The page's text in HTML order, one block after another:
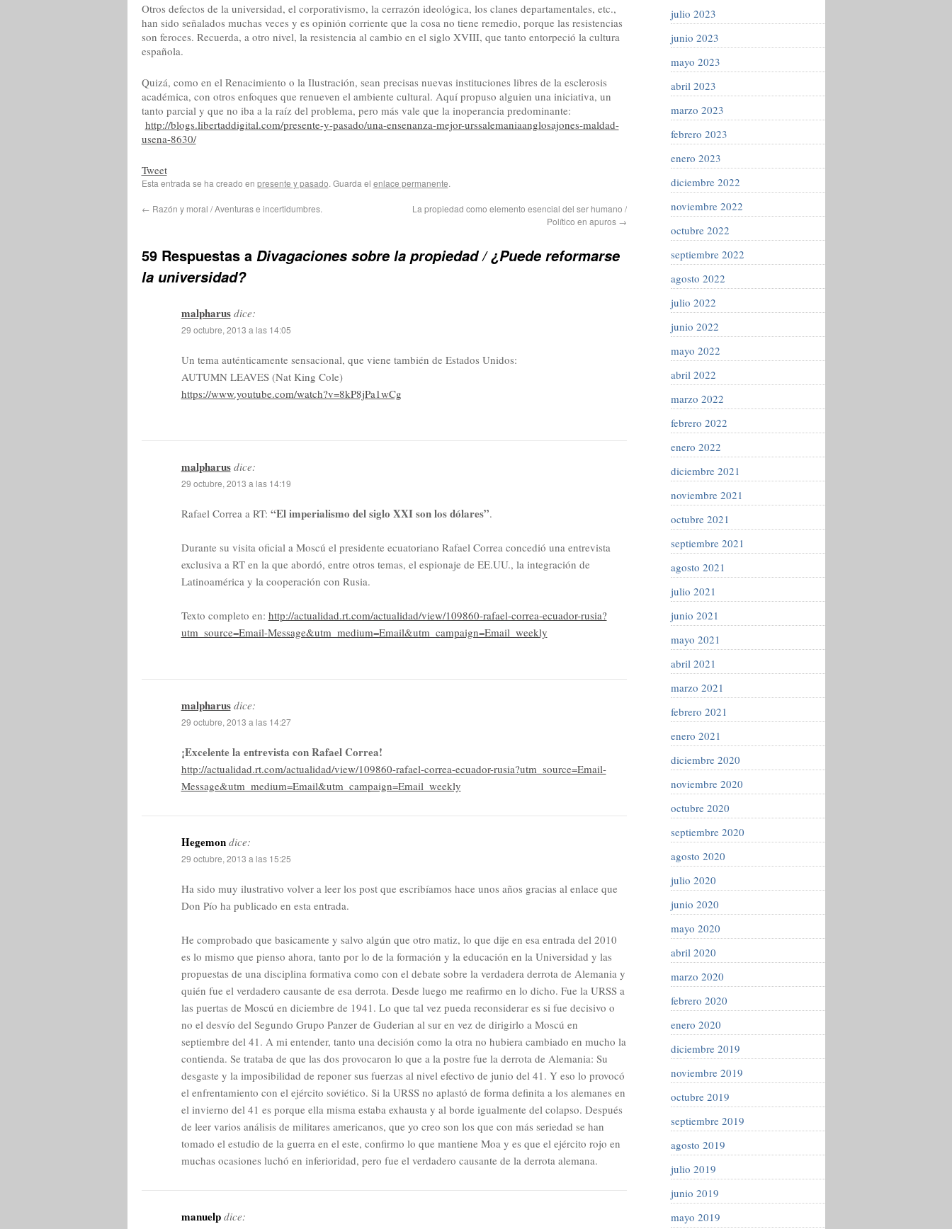
Otros defectos de la universidad, el corporativismo, la cerrazón ideológica, los clanes departamentales, etc.,
han sido señalados muchas veces y es opinión corriente que la cosa no tiene remedio, porque las resistencias
son feroces. Recuerda, a otro nivel, la resistencia al cambio en el siglo XVIII, que tanto entorpeció la cultura
española.
Quizá, como en el Renacimiento o la Ilustración, sean precisas nuevas instituciones libres de la esclerosis
académica, con otros enfoques que renueven el ambiente cultural. Aquí propuso alguien una iniciativa, un
tanto parcial y que no iba a la raíz del problema, pero más vale que la inoperancia predominante:
http://blogs.libertaddigital.com/presente-y-pasado/una-ensenanza-mejor-urssalemaniaanglosajones-maldad-
usena-8630/
Tweet
Esta entrada se ha creado en presente y pasado. Guarda el enlace permanente.
← Razón y moral / Aventuras e incertidumbres.
La propiedad como elemento esencial del ser humano /
Político en apuros →
59 Respuestas a Divagaciones sobre la propiedad / ¿Puede reformarse
la universidad?
malpharus dice:
29 octubre, 2013 a las 14:05
Un tema auténticamente sensacional, que viene también de Estados Unidos:
AUTUMN LEAVES (Nat King Cole)
https://www.youtube.com/watch?v=8kP8jPa1wCg
malpharus dice:
29 octubre, 2013 a las 14:19
Rafael Correa a RT: “El imperialismo del siglo XXI son los dólares”.
Durante su visita oficial a Moscú el presidente ecuatoriano Rafael Correa concedió una entrevista
exclusiva a RT en la que abordó, entre otros temas, el espionaje de EE.UU., la integración de
Latinoamérica y la cooperación con Rusia.
Texto completo en: http://actualidad.rt.com/actualidad/view/109860-rafael-correa-ecuador-rusia?
utm_source=Email-Message&utm_medium=Email&utm_campaign=Email_weekly
malpharus dice:
29 octubre, 2013 a las 14:27
¡Excelente la entrevista con Rafael Correa!
http://actualidad.rt.com/actualidad/view/109860-rafael-correa-ecuador-rusia?utm_source=Email-
Message&utm_medium=Email&utm_campaign=Email_weekly
Hegemon dice:
29 octubre, 2013 a las 15:25
Ha sido muy ilustrativo volver a leer los post que escribíamos hace unos años gracias al enlace que
Don Pío ha publicado en esta entrada.
He comprobado que basicamente y salvo algún que otro matiz, lo que dije en esa entrada del 2010
es lo mismo que pienso ahora, tanto por lo de la formación y la educación en la Universidad y las
propuestas de una disciplina formativa como con el debate sobre la verdadera derrota de Alemania y
quién fue el verdadero causante de esa derrota. Desde luego me reafirmo en lo dicho. Fue la URSS a
las puertas de Moscú en diciembre de 1941. Lo que tal vez pueda reconsiderar es si fue decisivo o
no el desvío del Segundo Grupo Panzer de Guderian al sur en vez de dirigirlo a Moscú en
septiembre del 41. A mi entender, tanto una decisión como la otra no hubiera cambiado en mucho la
contienda. Se trataba de que las dos provocaron lo que a la postre fue la derrota de Alemania: Su
desgaste y la imposibilidad de reponer sus fuerzas al nivel efectivo de junio del 41. Y eso lo provocó
el enfrentamiento con el ejército soviético. Si la URSS no aplastó de forma definita a los alemanes en
el invierno del 41 es porque ella misma estaba exhausta y al borde igualmente del colapso. Después
de leer varios análisis de militares americanos, que yo creo son los que con más seriedad se han
tomado el estudio de la guerra en el este, confirmo lo que mantiene Moa y es que el ejército rojo en
muchas ocasiones luchó en inferioridad, pero fue el verdadero causante de la derrota alemana.
manuelp dice:
julio 2023
junio 2023
mayo 2023
abril 2023
marzo 2023
febrero 2023
enero 2023
diciembre 2022
noviembre 2022
octubre 2022
septiembre 2022
agosto 2022
julio 2022
junio 2022
mayo 2022
abril 2022
marzo 2022
febrero 2022
enero 2022
diciembre 2021
noviembre 2021
octubre 2021
septiembre 2021
agosto 2021
julio 2021
junio 2021
mayo 2021
abril 2021
marzo 2021
febrero 2021
enero 2021
diciembre 2020
noviembre 2020
octubre 2020
septiembre 2020
agosto 2020
julio 2020
junio 2020
mayo 2020
abril 2020
marzo 2020
febrero 2020
enero 2020
diciembre 2019
noviembre 2019
octubre 2019
septiembre 2019
agosto 2019
julio 2019
junio 2019
mayo 2019